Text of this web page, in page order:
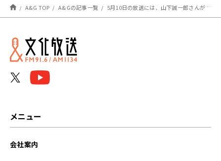
A&G TOP A&Gの記事一覧 5月10日の放送には、山下誠一郎さんがゲストに登場！ 『安元洋貴の笑われるセールスマン（仮）』
メニュー
会社案内